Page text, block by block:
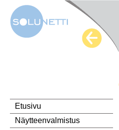
Etusivu
Näytteenvalmistus